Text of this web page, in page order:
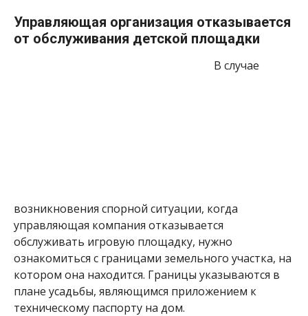
Управляющая организация отказывается
от обслуживания детской площадки
В случае
возникновения спорной ситуации, когда
управляющая компания отказывается
обслуживать игровую площадку, нужно
ознакомиться с границами земельного участка, на
котором она находится. Границы указываются в
плане усадьбы, являющимся приложением к
техническому паспорту на дом.